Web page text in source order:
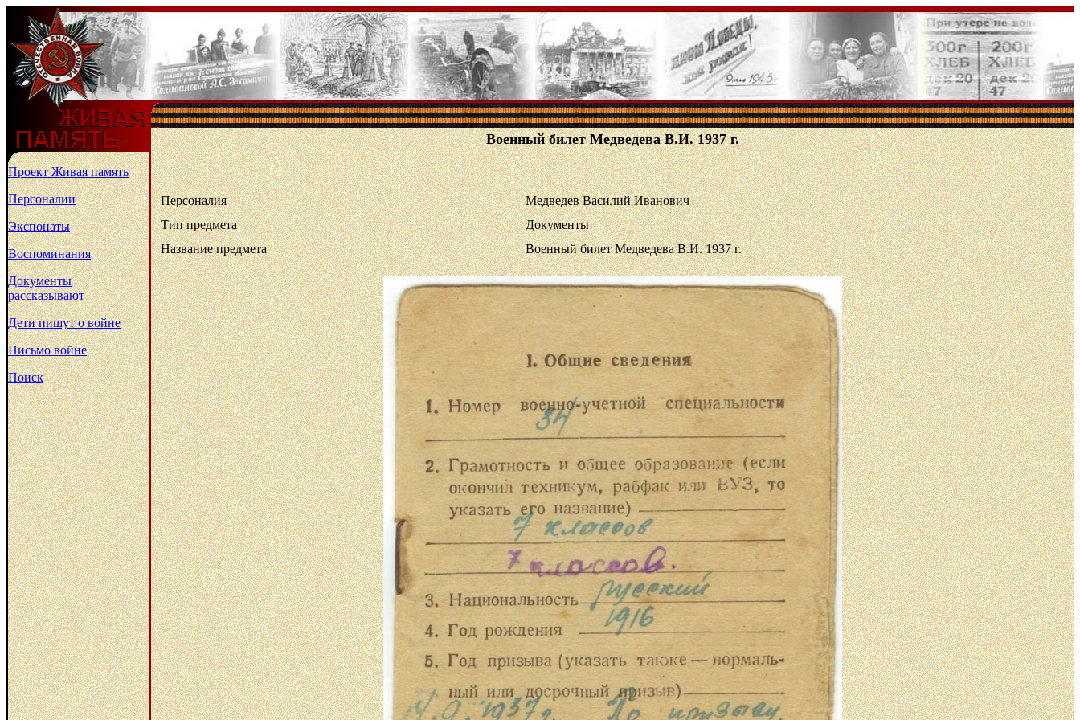
Военный билет Медведева В.И. 1937 г.
Проект Живая память
Персоналии
Экспонаты
Воспоминания
Документы
рассказывают
Дети пишут о войне
Письмо войне
Поиск
Персоналия
Медведев Василий Иванович
Тип предмета
Документы
Название предмета
Военный билет Медведева В.И. 1937 г.